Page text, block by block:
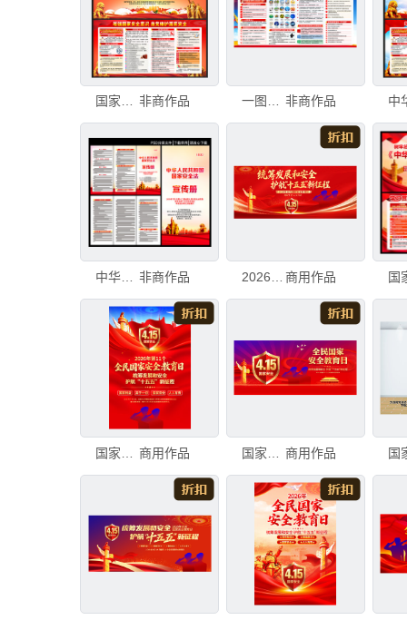
国家安全法 非商作品 一图读懂国家安全法 非商作品
非商作品 商用作品
商用作品 商用作品